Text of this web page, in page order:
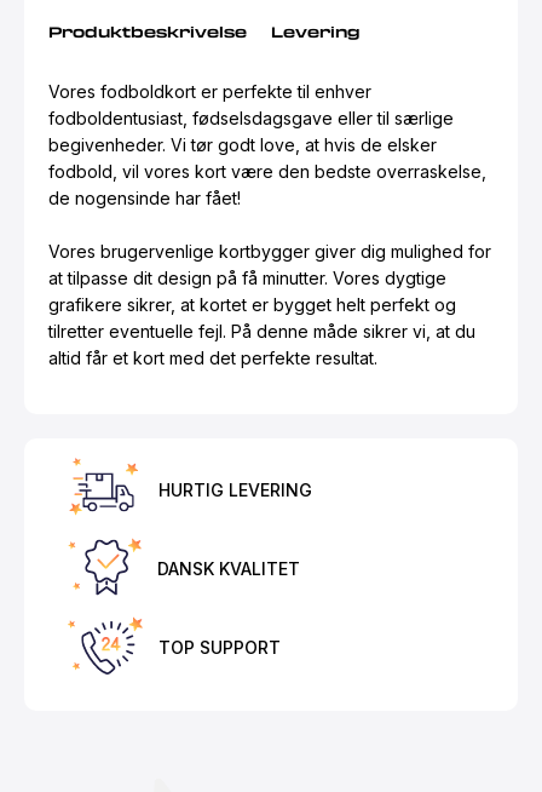
Produktbeskrivelse Levering
Vores fodboldkort er perfekte til enhver
fodboldentusiast, fødselsdagsgave eller til særlige
begivenheder. Vi tør godt love, at hvis de elsker
fodbold, vil vores kort være den bedste overraskelse,
de nogensinde har fået!
Vores brugervenlige kortbygger giver dig mulighed for
at tilpasse dit design på få minutter. Vores dygtige
grafikere sikrer, at kortet er bygget helt perfekt og
tilretter eventuelle fejl. På denne måde sikrer vi, at du
altid får et kort med det perfekte resultat.
HURTIG LEVERING
DANSK KVALITET
TOP SUPPORT